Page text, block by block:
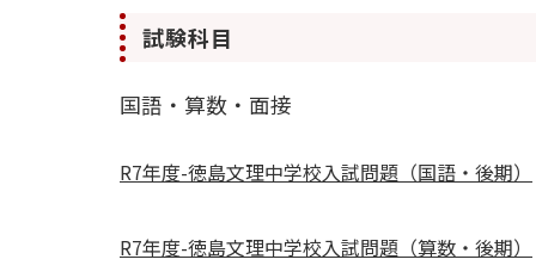
試験科目
国語・算数・面接
R7年度-徳島文理中学校入試問題（国語・後期）
R7年度-徳島文理中学校入試問題（算数・後期）